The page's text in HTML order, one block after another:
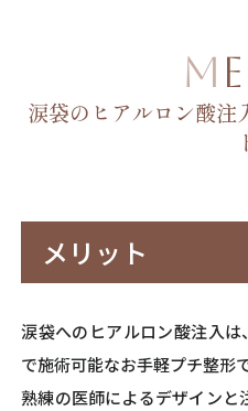
涙袋のヒアルロン酸注
メリット
涙袋へのヒアルロン酸注入
で施術可能なお手軽プチ整形で
熟練の医師によるデザインと